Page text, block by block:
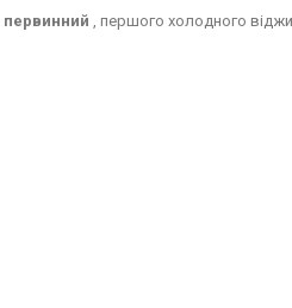
первинний , першого холодного